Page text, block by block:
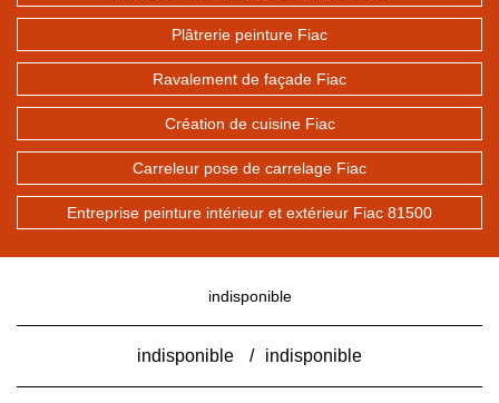
Plâtrerie peinture Fiac
Ravalement de façade Fiac
Création de cuisine Fiac
Carreleur pose de carrelage Fiac
Entreprise peinture intérieur et extérieur Fiac 81500
indisponible
indisponible / indisponible